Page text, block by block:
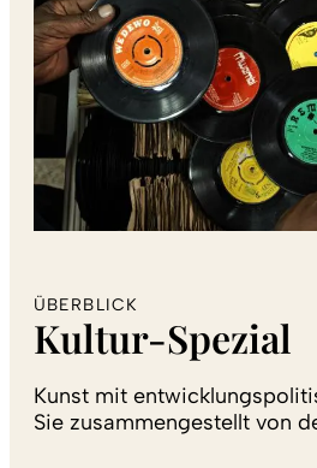
ÜBERBLICK
Kultur-Spezial
Kunst mit
Sie zusammengestellt von